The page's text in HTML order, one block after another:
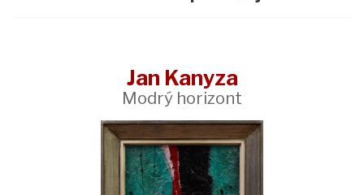
Jan Kanyza
Modrý horizont